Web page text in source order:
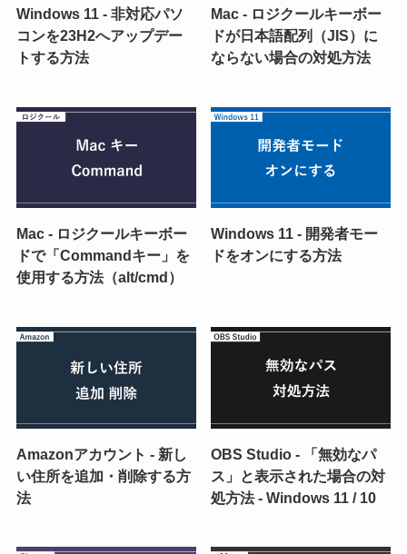
Windows 11 - 非対応パソ
コンを23H2へアップデー
トする方法
Mac - ロジクールキーボー
ドが日本語配列（JIS）に
ならない場合の対処方法
Mac - ロジクールキーボー
ドで「Commandキー」を
使用する方法（alt/cmd）
Windows 11 - 開発者モー
ドをオンにする方法
Amazonアカウント - 新し
い住所を追加・削除する方
法
OBS Studio - 「無効なパ
ス」と表示された場合の対
処方法 - Windows 11 / 10